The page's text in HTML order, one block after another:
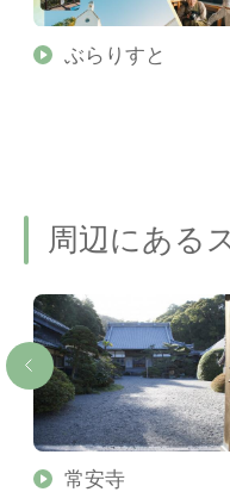
ぶらりすと
周辺にある
常安寺